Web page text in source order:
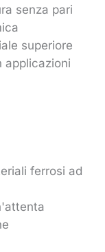
senza pari
superiore
applicazioni
ferrosi ad